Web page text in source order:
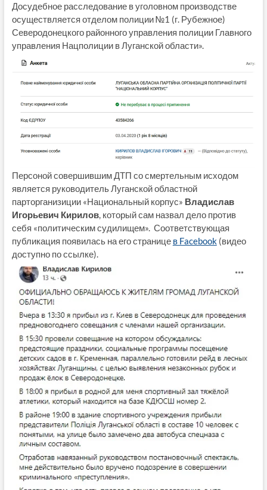
Досудебное расследование в уголовном производстве
осуществляется отделом полиции №1 (г. Рубежное)
Северодонецкого районного управления полиции Главного
управления Нацполиции в Луганской области».
Персоной совершившим ДТП со смертельным исходом
является руководитель Луганской областной
парторганизиции «Национальный корпус» Владислав
Игорьевич Кирилов, который сам назвал дело против
себя «политическим судилищем». Соответствующая
публикация появилась на его странице в Facebook(видео
доступно по ссылке).